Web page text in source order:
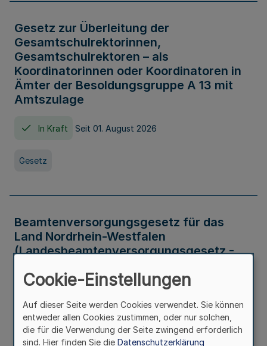
Gesetz zur Überleitung der
Gesamtschulrektorinnen,
Gesamtschulrektoren – als
Koordinatorinnen oder Koordinatoren in
Ämter der Besoldungsgruppe A 13 mit
Amtszulage
In Kraft Seit 01. August 2026
Gesetz
Beamtenversorgungsgesetz für das
Land Nordrhein-Westfalen
(Landesbeamtenversorgungsgesetz -
Gesetz
Cookie-Einstellungen
Auf dieser Seite werden Cookies verwendet. Sie können
entweder allen Cookies zustimmen, oder nur solchen,
die für die Verwendung der Seite zwingend erforderlich
sind. Hier finden Sie die Datenschutzerklärung